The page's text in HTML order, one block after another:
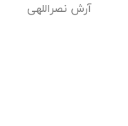
آرش نصراللهی